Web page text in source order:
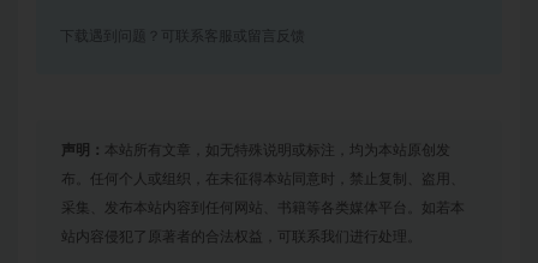
下载遇到问题？可联系客服或留言反馈
声明： 本站所有文章，如无特殊说明或标注，均为本站原创发
布。任何个人或组织，在未征得本站同意时，禁止复制、盗用、
采集、发布本站内容到任何网站、书籍等各类媒体平台。如若本
站内容侵犯了原著者的合法权益，可联系我们进行处理。